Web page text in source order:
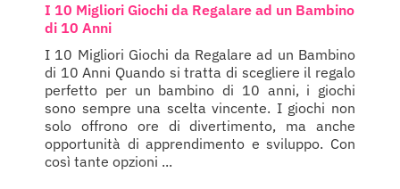
I 10 Migliori Giochi da Regalare ad un Bambino
di 10 Anni
I 10 Migliori Giochi da Regalare ad un Bambino
di 10 Anni Quando si tratta di scegliere il regalo
perfetto per un bambino di 10 anni, i giochi
sono sempre una scelta vincente. I giochi non
solo offrono ore di divertimento, ma anche
opportunità di apprendimento e sviluppo. Con
così tante opzioni ...